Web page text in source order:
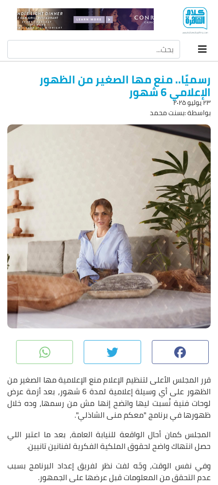
رسميًا.. منع مها الصغير من الظهور
الإعلامي 6 شهور
۲۳ يوليو ۲۰۲۵
بواسطة :بسنت محمد
Facebook
Twitter
قرر المجلس الأعلى لتنظيم الإعلام منع الإعلامية مها الصغير من
الظهور على أي وسيلة إعلامية لمدة 6 شهور، بعد أزمة عرض
لوحات فنية نُسبت ليها واتضح إنها مش من رسمها، وده خلال
ظهورها في برنامج "معكم منى الشاذلي".
المجلس كمان أحال الواقعة للنيابة العامة، بعد ما اعتبر اللي
حصل انتهاك واضح لحقوق الملكية الفكرية لفنانين تانيين.
وفي نفس الوقت، وجّه لفت نظر لفريق إعداد البرنامج بسبب
عدم التحقق من المعلومات قبل عرضها على الجمهور.